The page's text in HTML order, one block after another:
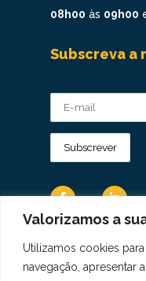
Valorizamos a
Utilizamos cookies
navegação, apresentar
08h00 às 09h00
Subscreva a
Os Dados
com a Diretiva